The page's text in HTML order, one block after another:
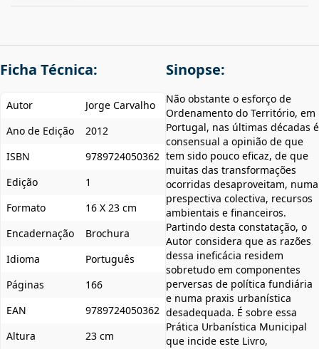
Ficha Técnica:
Autor
Jorge Carvalho
Ano de Edição
2012
ISBN
9789724050362
Edição
1
Formato
16 X 23 cm
Encadernação
Brochura
Idioma
Português
Páginas
166
EAN
9789724050362
Altura
23 cm
Sinopse:
Não obstante o esforço de
Ordenamento do Território, em
Portugal, nas últimas décadas é
consensual a opinião de que
tem sido pouco eficaz, de que
muitas das transformações
ocorridas desaproveitam, numa
prespectiva colectiva, recursos
ambientais e financeiros.
Partindo desta constatação, o
Autor considera que as razões
dessa ineficácia residem
sobretudo em componentes
perversas de política fundiária
e numa praxis urbanística
desadequada. É sobre essa
Prática Urbanística Municipal
que incide este Livro,